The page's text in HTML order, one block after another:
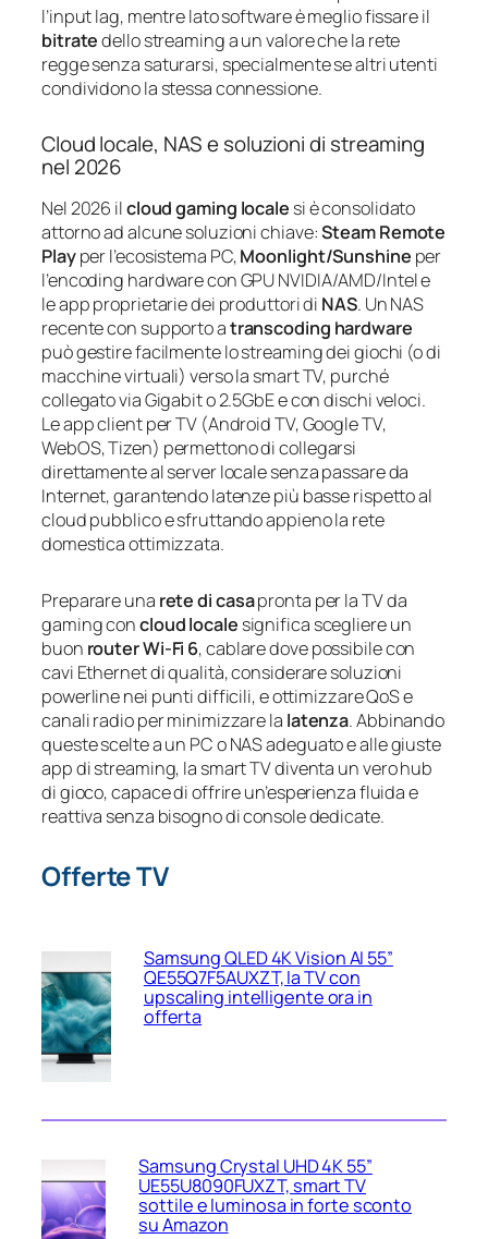
l’input lag, mentre lato software è meglio fissare il
bitratedello streaming a un valore che la rete
regge senza saturarsi, specialmente se altri utenti
condividono la stessa connessione.
Cloud locale, NAS e soluzioni di streaming
nel 2026
Nel 2026 ilcloud gaming locale si è consolidato
attorno ad alcune soluzioni chiave:Steam Remote
Playper l’ecosistema PC,Moonlight/Sunshine per
l’encoding hardware con GPU NVIDIA/AMD/Intel e
le app proprietarie dei produttori di NAS. Un NAS
recente con supporto atranscoding hardware
può gestire facilmente lo streaming dei giochi (o di
macchine virtuali) verso la smart TV, purché
collegato via Gigabit o 2.5GbE e con dischi veloci.
Le app client per TV (Android TV, Google TV,
WebOS, Tizen) permettono di collegarsi
direttamente al server locale senza passare da
Internet, garantendo latenze più basse rispetto al
cloud pubblico e sfruttando appieno la rete
domestica ottimizzata.
Preparare una rete di casapronta per la TV da
gaming concloud locale significa scegliere un
buon router Wi-Fi 6, cablare dove possibile con
cavi Ethernet di qualità, considerare soluzioni
powerline nei punti difficili, e ottimizzare QoS e
canali radio per minimizzare la latenza. Abbinando
queste scelte a un PC o NAS adeguato e alle giuste
app di streaming, la smart TV diventa un vero hub
di gioco, capace di offrire un’esperienza fluida e
reattiva senza bisogno di console dedicate.
Offerte TV
Samsung QLED 4K Vision AI 55”
QE55Q7F5AUXZT, la TV con
upscaling intelligente ora in
offerta
Samsung Crystal UHD 4K 55”
UE55U8090FUXZT, smart TV
sottile e luminosa in forte sconto
su Amazon